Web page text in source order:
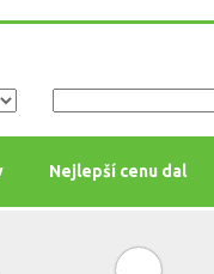
Nejlepší cenu dal